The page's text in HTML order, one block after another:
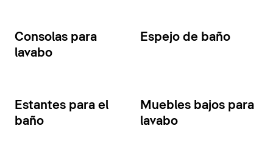
Consolas para
lavabo
Espejo de baño
Estantes para el
baño
Muebles bajos para
lavabo